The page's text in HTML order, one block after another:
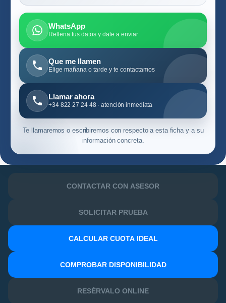
WhatsApp
Rellena tus datos y dale a enviar
Que me llamen
Elige mañana o tarde y te contactamos
Llamar ahora
+34 822 27 24 48 · atención inmediata
Te llamaremos o escribiremos con respecto a esta ficha y a su
información concreta.
CONTACTAR CON ASESOR
SOLICITAR PRUEBA
CALCULAR CUOTA IDEAL
COMPROBAR DISPONIBILIDAD
RESÉRVALO ONLINE